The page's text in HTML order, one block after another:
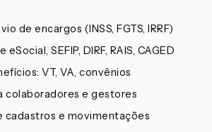
de encargos (INSS, FGTS, IRRF)
eSocial, SEFIP, DIRF, RAIS, CAGED
VT, VA, convênios
colaboradores e gestores
cadastros e movimentações